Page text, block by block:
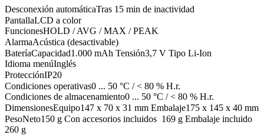
Desconexión automáticaTras 15 min de inactividad
PantallaLCD a color
FuncionesHOLD / AVG / MAX / PEAK
AlarmaAcústica (desactivable)
BateríaCapacidad1.000 mAh Tensión3,7 V Tipo Li-Ion
Idioma menúInglés
ProtecciónIP20
Condiciones operativas0 ... 50 °C / < 80 % H.r.
Condiciones de almacenamiento0 ... 50 °C / < 80 % H.r.
DimensionesEquipo147 x 70 x 31 mm Embalaje175 x 145 x 40 mm
PesoNeto150 g Con accesorios incluidos 169 g Embalaje incluido
260 g